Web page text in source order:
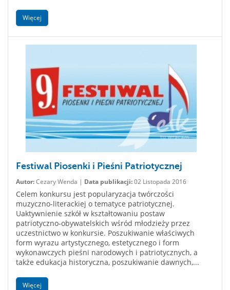
Więcej
Festiwal Piosenki i Pieśni Patriotycznej
Autor:Cezary Wenda | Data publikacji:02 Listopada 2016
Celem konkursu jest popularyzacja twórczości
muzyczno-literackiej o tematyce patriotycznej.
Uaktywnienie szkół w kształtowaniu postaw
patriotyczno-obywatelskich wśród młodzieży przez
uczestnictwo w konkursie. Poszukiwanie właściwych
form wyrazu artystycznego, estetycznego i form
wykonawczych pieśni narodowych i patriotycznych, a
także edukacja historyczna, poszukiwanie dawnych,...
Więcej